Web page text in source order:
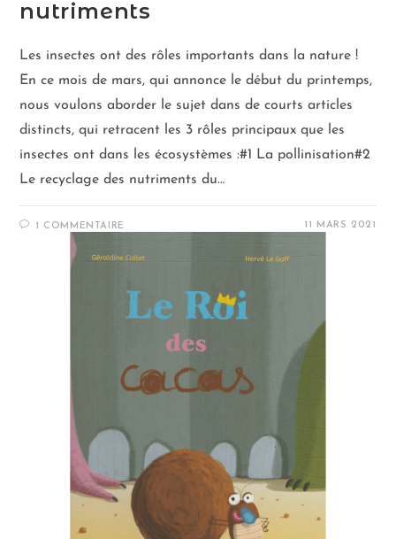
nutriments
Les insectes ont des rôles importants dans la nature !
En ce mois de mars, qui annonce le début du printemps,
nous voulons aborder le sujet dans de courts articles
distincts, qui retracent les 3 rôles principaux que les
insectes ont dans les écosystèmes :#1 La pollinisation#2
Le recyclage des nutriments du…
1 COMMENTAIRE 11 MARS 2021